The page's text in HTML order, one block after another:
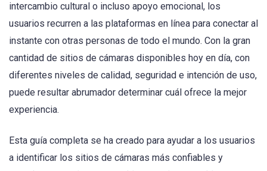
intercambio cultural o incluso apoyo emocional, los
usuarios recurren a las plataformas en línea para conectar al
instante con otras personas de todo el mundo. Con la gran
cantidad de sitios de cámaras disponibles hoy en día, con
diferentes niveles de calidad, seguridad e intención de uso,
puede resultar abrumador determinar cuál ofrece la mejor
experiencia.
Esta guía completa se ha creado para ayudar a los usuarios
a identificar los sitios de cámaras más confiables y